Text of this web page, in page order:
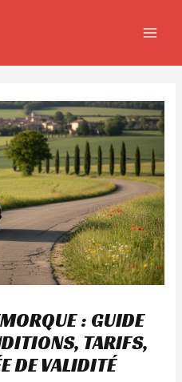
: GUIDE
TARIFS,
DE VALIDITÉ